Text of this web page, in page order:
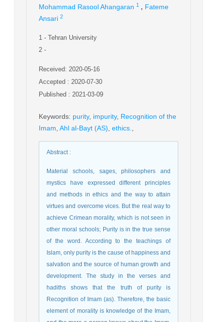
Mohammad Rasool Ahangaran 1 , Fateme
Ansari 2
1 - Tehran University
2 -
Received: 2020-05-16
Accepted : 2020-07-30
Published : 2021-03-09
Keywords: purity, impurity, Recognition of the
Imam Ahl al-Bayt (AS) ethics.
Abstract:
Material schools, sages, philosophers and
mystics have expressed different principles
and methods in ethics and the way to attain
virtues and overcome vices. But the real way to
achieve Crimean morality, which is not seen in
other moral schools; Purity is in the true sense
of the word. According to the teachings of
Islam, only purity is the cause of happiness and
salvation and the source of human growth and
development. The study in the verses and
hadiths shows that the truth of purity is
Recognition of Imam (as). Therefore, the basic
element of morality is knowledge of the Imam,